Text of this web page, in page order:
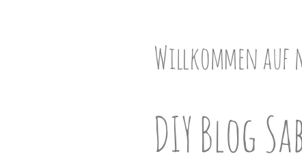
Willkommen auf
DIY Blog